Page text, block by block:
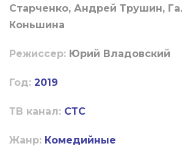
Старченко, Андрей Трушин,
Коньшина
Режиссер: Юрий Владовский
Год: 2019
ТВ канал: СТС
Жанр: Комедийные